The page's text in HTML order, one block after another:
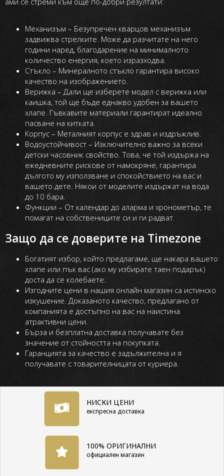
Механизъм – Безупречен кварцов механизъм
задвижва стрелките. Може да разчитате на него
години наред, благодарение на минималното
количество енергия, което изразходва.
Стъкло – Минералното стъкло гарантира високо
качество на изображението.
Верижка – Дали ще изберете модел с верижка или
каишка, той ще бъде еднакво удобен за вашето
хлапе. Гъвкавите материали гарантират идеално
пасване на китката.
Корпус – Металният корпус е здрав и издръжлив.
Водоустойчивост – Изключително важно за всеки
детски часовник свойство. Това, че той издържа на
ежедневните рискове от намокряне, гарантира
дългото му използване и спокойствието на вас и
вашето дете. Някои от моделите издържат на вода
до 10 бара.
Функции – От календар до аларма и хронометър, те
помагат на собствениците си и ги радват.
Защо да се доверите на Тimezone
Богатият избор, който предлагаме, ще накара вашето
хлапе или пък вас (ако му избирате таен подарък)
доста да се колебаете.
Изгодните цени в нашия онлайн магазин са истинско
изкушение. Доказаното качество, предлагано от
компанията е достъпно на вас на наистина
атрактивни цени.
Бърза и безплатна доставка получавате без
значение от стойността на покупката.
Гаранцията за качество е задължителна и я
получавате с товарителницата от куриера.
НИСКИ ЦЕНИ
експресна доставка
100% ОРИГИНАЛНИ
официален магазин